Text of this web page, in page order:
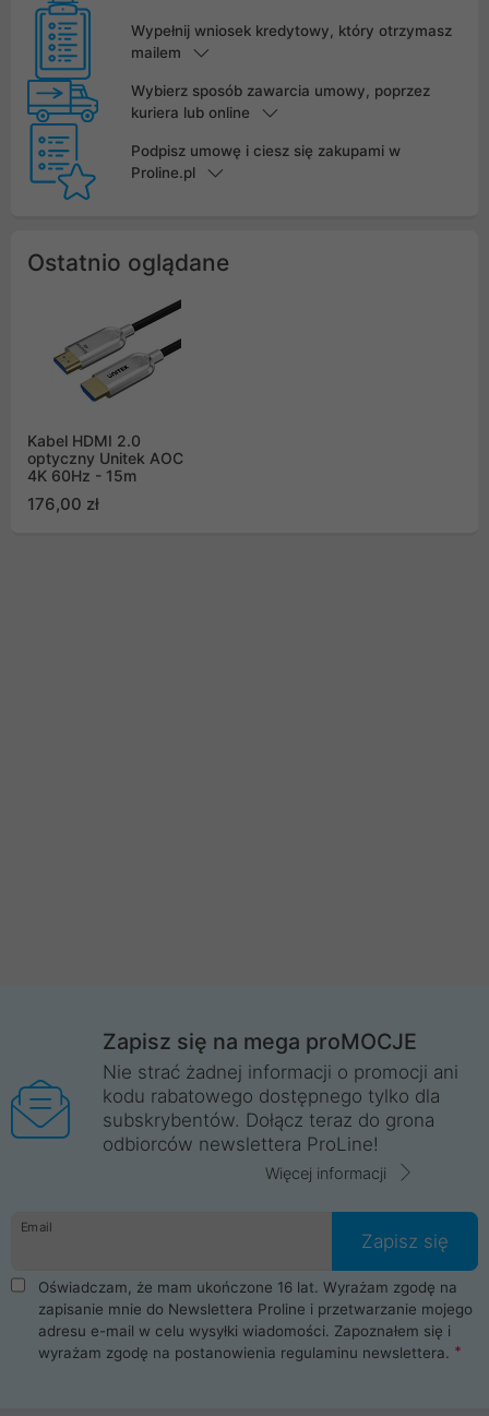
Wypełnij wniosek kredytowy, który otrzymasz
mailem
Wybierz sposób zawarcia umowy, poprzez
kuriera lub online
Podpisz umowę i ciesz się zakupami w
Proline.pl
Ostatnio oglądane
Kabel HDMI 2.0
optyczny Unitek AOC
4K 60Hz - 15m
176,00 zł
Zapisz się na mega proMOCJE
Nie strać żadnej informacji o promocji ani
kodu rabatowego dostępnego tylko dla
subskrybentów. Dołącz teraz do grona
odbiorców newslettera ProLine!
Więcej informacji
Email
Zapisz się
Oświadczam, że mam ukończone 16 lat. Wyrażam zgodę na
zapisanie mnie do Newslettera Proline i przetwarzanie mojego
adresu e-mail w celu wysyłki wiadomości. Zapoznałem się i
wyrażam zgodę na postanowienia regulaminu newslettera.